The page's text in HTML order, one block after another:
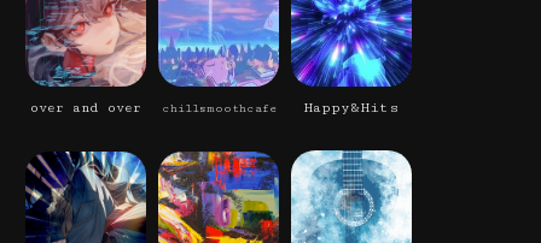
over and over chillsmoothcafe Happy&Hits